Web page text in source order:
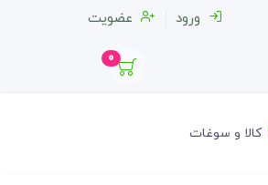
ورود عضویت
0
کالا و سوغات